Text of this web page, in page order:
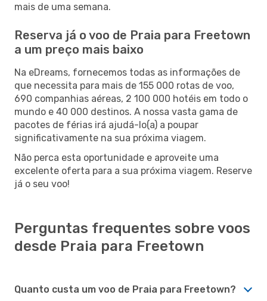
mais de uma semana.
Reserva já o voo de Praia para Freetown
a um preço mais baixo
Na eDreams, fornecemos todas as informações de
que necessita para mais de 155 000 rotas de voo,
690 companhias aéreas, 2 100 000 hotéis em todo o
mundo e 40 000 destinos. A nossa vasta gama de
pacotes de férias irá ajudá-lo(a) a poupar
significativamente na sua próxima viagem.
Não perca esta oportunidade e aproveite uma
excelente oferta para a sua próxima viagem. Reserve
já o seu voo!
Perguntas frequentes sobre voos
desde Praia para Freetown
Quanto custa um voo de Praia para Freetown?